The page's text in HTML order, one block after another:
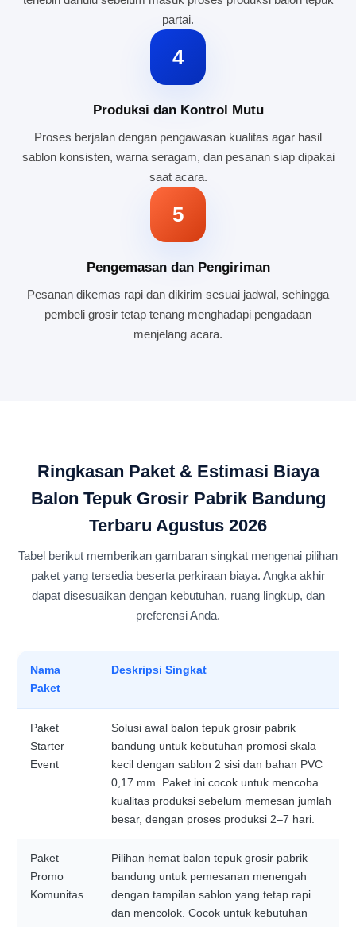
partai.
4
Produksi dan Kontrol Mutu
Proses berjalan dengan pengawasan kualitas agar hasil
sablon konsisten, warna seragam, dan pesanan siap dipakai
saat acara.
5
Pengemasan dan Pengiriman
Pesanan dikemas rapi dan dikirim sesuai jadwal, sehingga
pembeli grosir tetap tenang menghadapi pengadaan
menjelang acara.
Ringkasan Paket & Estimasi Biaya
Balon Tepuk Grosir Pabrik Bandung
Terbaru Agustus 2026
Tabel berikut memberikan gambaran singkat mengenai pilihan
paket yang tersedia beserta perkiraan biaya. Angka akhir
dapat disesuaikan dengan kebutuhan, ruang lingkup, dan
preferensi Anda.
Nama
Paket
Deskripsi Singkat
Paket
Starter
Event
Solusi awal balon tepuk grosir pabrik
bandung untuk kebutuhan promosi skala
kecil dengan sablon 2 sisi dan bahan PVC
0,17 mm. Paket ini cocok untuk mencoba
kualitas produksi sebelum memesan jumlah
besar, dengan proses produksi 2–7 hari.
Paket
Promo
Komunitas
Pilihan hemat balon tepuk grosir pabrik
bandung untuk pemesanan menengah
dengan tampilan sablon yang tetap rapi
dan mencolok. Cocok untuk kebutuhan